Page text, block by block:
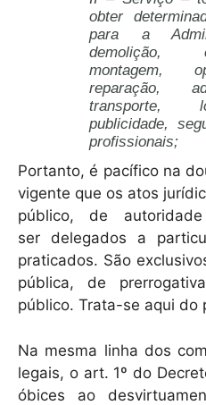
obter
para a
demolição,
montagem,
reparação,
transporte,
publicidade,
profissionais;
Portanto, é pacífico na
vigente que os atos
público, de
ser delegados a
praticados. São
pública, de
público. Trata-se aqui do
Na mesma linha dos
legais, o art. 1º do
óbices ao